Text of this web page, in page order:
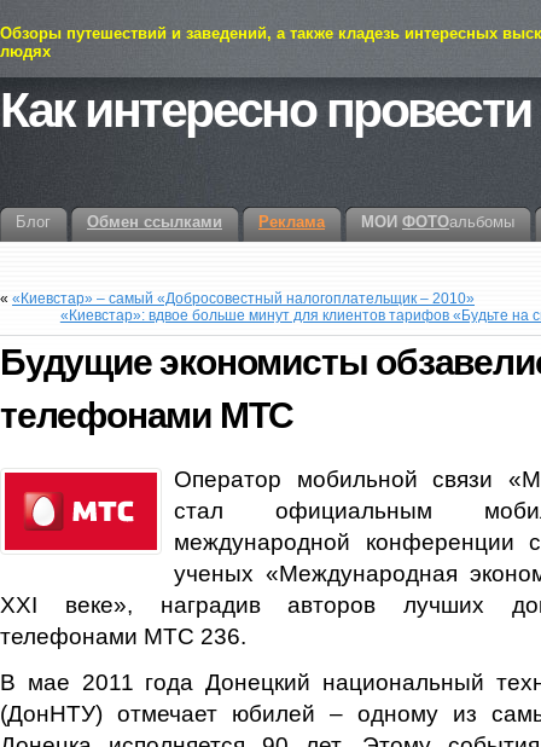
Обзоры путешествий и заведений, а также кладезь интересных
людях
Как интересно
Блог Обмен ссылками Реклама МОИ ФОТОальбомы
« «Киевстар» – самый «Добросовестный налогоплательщик – 2010»
«Киевстар»: вдвое больше минут для клиентов тарифов «Будьте на
Будущие экономисты
телефонами МТС
Оператор мобильной связи
стал официальным
международной конференции
ученых «Международная
XXI веке», наградив авторов лучших
телефонами МТС 236.
В мае 2011 года Донецкий национальный
(ДонНТУ) отмечает юбилей – одному из